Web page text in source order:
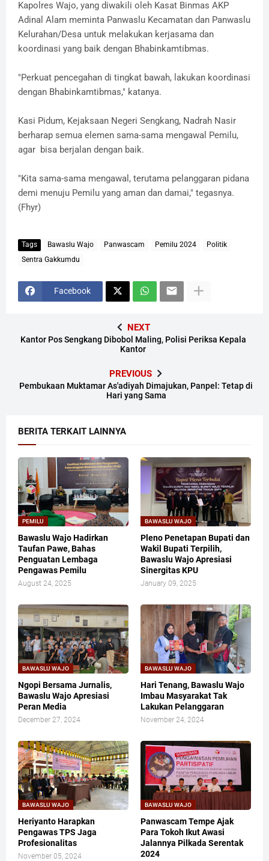
Kapolres Wajo, yang diwakili oleh Kasat Binmas AKP
Adinal Alam meminta Panwaslu Kecamatan dan Panwaslu
Kelurahan/Desa untuk melakukan kerjasama dan
koordinasi yang baik dengan Bhabinkamtibmas.
"Perkuat pencegahan di tingkat bawah, lakukan koordinasi
dengan Bhabinkamtibmas," katanya.
Kasi Pidum, Kejaksaan Negeri Sengkang, Nadrah Nasir
berharap semua elemen sama-sama mengawal Pemilu,
agar bisa berjalan dengan baik.
"Kita sama-sama mengawal, terutama pelanggaran pidana
demi menuju Pemilu yang aman dan damai," tegasnya.
(Fhyr)
Tags Bawaslu Wajo Panwascam Pemilu 2024
Politik
Sentra Gakkumdu
Facebook
NEXT
Kantor Pos Sengkang Dibobol Maling, Polisi Periksa Kepala
Kantor
PREVIOUS
Pembukaan Muktamar As'adiyah Dimajukan, Panpel: Tetap di
Hari yang Sama
BERITA TERKAIT LAINNYA
PEMILU
Bawaslu Wajo Hadirkan
Taufan Pawe, Bahas
Penguatan Lembaga
Pengawas Pemilu
August 24, 2025
BAWASLU WAJO
Pleno Penetapan Bupati dan
Wakil Bupati Terpilih,
Bawaslu Wajo Apresiasi
Sinergitas KPU
January 09, 2025
BAWASLU WAJO
Ngopi Bersama Jurnalis,
Bawaslu Wajo Apresiasi
Peran Media
December 27, 2024
BAWASLU WAJO
Hari Tenang, Bawaslu Wajo
Imbau Masyarakat Tak
Lakukan Pelanggaran
November 24, 2024
BAWASLU WAJO
Heriyanto Harapkan
Pengawas TPS Jaga
Profesionalitas
November 05, 2024
BAWASLU WAJO
Panwascam Tempe Ajak
Para Tokoh Ikut Awasi
Jalannya Pilkada Serentak
2024